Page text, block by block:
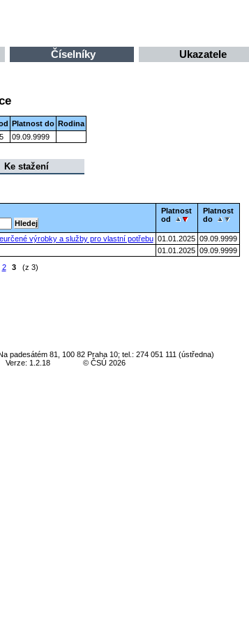
Číselníky Ukazatele
Platnost do Rodina
09.09.9999
Ke stažení
Platnost
od
Platnost
do
výrobky a služby pro vlastní potřebu 01.01.2025 09.09.9999
01.01.2025 09.09.9999
2 3 (z 3)
padesátém 81, 100 82 Praha 10; tel.: 274 051 111 (ústředna)
Verze: 1.2.18
© ČSÚ 2026